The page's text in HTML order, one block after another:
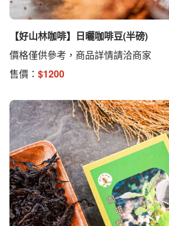
【好山林咖啡】日曬咖啡豆(半磅)
價格僅供參考，商品詳情請洽商家
售價： $1200